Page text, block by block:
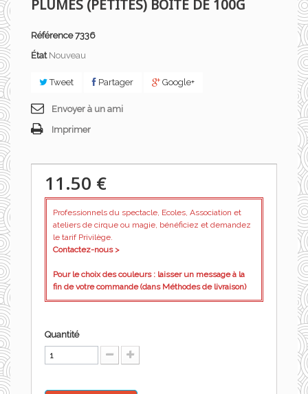
PLUMES (PETITES) BOITE DE 100G
Référence 7336
État Nouveau
Tweet Partager Google+
Envoyer à un ami
Imprimer
11.50 €
Professionnels du spectacle, Ecoles, Association et
ateliers de cirque ou magie, bénéficiez et demandez
le tarif Privilège.
Contactez-nous >
Pour le choix des couleurs : laisser un message à la
fin de votre commande (dans Méthodes de livraison)
Quantité